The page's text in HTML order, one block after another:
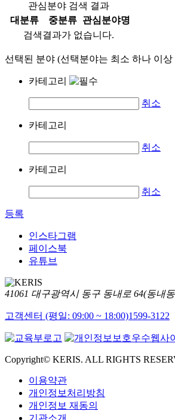
관심분야 검색 결과
대분류
중분류
관심분야명
검색결과가 없습니다.
선택된 분야 (선택분야는 최소 하나 이
카테고리
취소
카테고리
취소
카테고리
취소
등록
인스타그램
페이스북
유튜브
41061 대구광역시 동구 동내로 64(동내
고객센터 (평일: 09:00 ~ 18:00)1599-3122
Copyright© KERIS. ALL RIGHTS
이용약관
개인정보처리방침
개인정보 재동의